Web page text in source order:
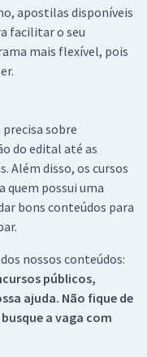
apostilas disponíveis
facilitar o seu
mais flexível, pois
precisa sobre
do edital até as
Além disso, os cursos
quem possui uma
bons conteúdos para
nossos conteúdos:
públicos,
ajuda. Não fique de
a vaga com